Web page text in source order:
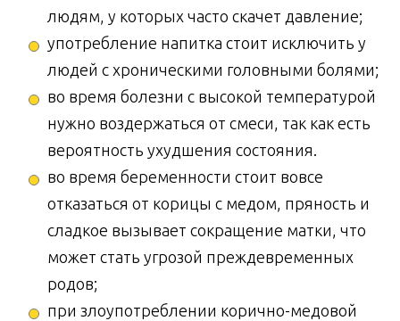
людям, у которых часто скачет давление;
употребление напитка стоит исключить у
людей с хроническими головными болями;
во время болезни с высокой температурой
нужно воздержаться от смеси, так как есть
вероятность ухудшения состояния.
во время беременности стоит вовсе
отказаться от корицы с медом, пряность и
сладкое вызывает сокращение матки, что
может стать угрозой преждевременных
родов;
при злоупотреблении корично-медовой